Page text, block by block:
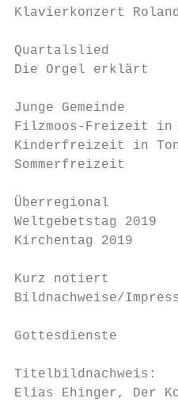
Klavierkonzert
Quartalslied
Die Orgel erklärt
Junge Gemeinde
Filzmoos-Freizeit in
Kinderfreizeit in
Sommerfreizeit
Überregional
Weltgebetstag
Kirchentag 2019
Kurz notiert
Bildnachweise/
Gottesdienste
Elias Ehinger, Der